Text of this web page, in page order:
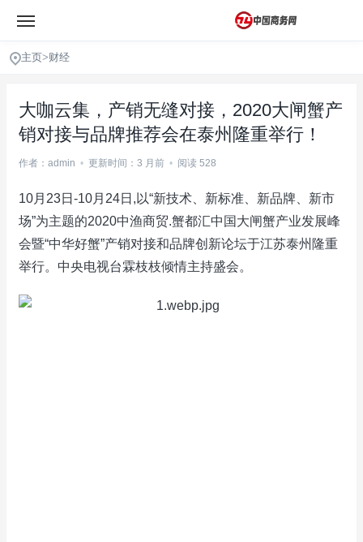
主页>财经
大咖云集，产销无缝对接，2020大闸蟹产
销对接与品牌推荐会在泰州隆重举行！
作者：admin • 更新时间：3 月前 • 阅读 528
10月23日-10月24日,以“新技术、新标准、新品牌、新市
场”为主题的2020中渔商贸.蟹都汇中国大闸蟹产业发展峰
会暨“中华好蟹”产销对接和品牌创新论坛于江苏泰州隆重
举行。中央电视台霖枝枝倾情主持盛会。